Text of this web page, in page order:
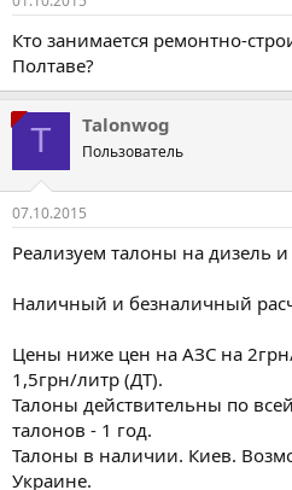
Кто занимается ремонтно-
Полтаве?
T Talonwog
Пользователь
07.10.2015
Реализуем талоны на дизель
Наличный и безналичный
Цены ниже цен на АЗС на
1,5грн/литр (ДТ).
Талоны действительны по
талонов - 1 год.
Талоны в наличии. Киев.
Украине.